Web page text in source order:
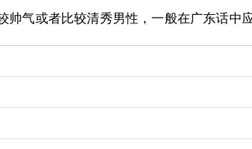
气或者比较清秀男性，一般在广东话中